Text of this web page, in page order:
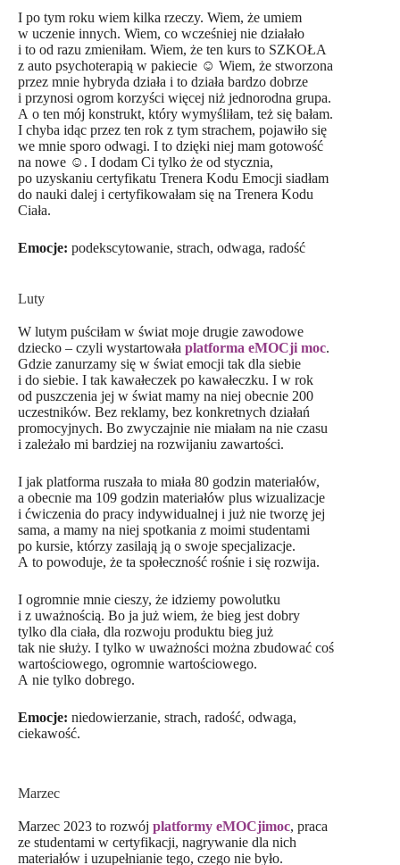
I po tym roku wiem kilka rzeczy. Wiem, że umiem
w uczenie innych. Wiem, co wcześniej nie działało
i to od razu zmieniłam. Wiem, że ten kurs to SZKOŁA
z auto psychoterapią w pakiecie ☺️ Wiem, że stworzona
przez mnie hybryda działa i to działa bardzo dobrze
i przynosi ogrom korzyści więcej niż jednorodna grupa.
A o ten mój konstrukt, który wymyśliłam, też się bałam.
I chyba idąc przez ten rok z tym strachem, pojawiło się
we mnie sporo odwagi. I to dzięki niej mam gotowość
na nowe ☺️. I dodam Ci tylko że od stycznia,
po uzyskaniu certyfikatu Trenera Kodu Emocji siadłam
do nauki dalej i certyfikowałam się na Trenera Kodu
Ciała.
Emocje: podekscytowanie, strach, odwaga, radość
Luty
W lutym puściłam w świat moje drugie zawodowe
dziecko – czyli wystartowała platforma eMOCji moc.
Gdzie zanurzamy się w świat emocji tak dla siebie
i do siebie. I tak kawałeczek po kawałeczku. I w rok
od puszczenia jej w świat mamy na niej obecnie 200
uczestników. Bez reklamy, bez konkretnych działań
promocyjnych. Bo zwyczajnie nie miałam na nie czasu
i zależało mi bardziej na rozwijaniu zawartości.
I jak platforma ruszała to miała 80 godzin materiałów,
a obecnie ma 109 godzin materiałów plus wizualizacje
i ćwiczenia do pracy indywidualnej i już nie tworzę jej
sama, a mamy na niej spotkania z moimi studentami
po kursie, którzy zasilają ją o swoje specjalizacje.
A to powoduje, że ta społeczność rośnie i się rozwija.
I ogromnie mnie cieszy, że idziemy powolutku
i z uważnością. Bo ja już wiem, że bieg jest dobry
tylko dla ciała, dla rozwoju produktu bieg już
tak nie służy. I tylko w uważności można zbudować coś
wartościowego, ogromnie wartościowego.
A nie tylko dobrego.
Emocje: niedowierzanie, strach, radość, odwaga,
ciekawość.
Marzec
Marzec 2023 to rozwój platformy eMOCjimoc, praca
ze studentami w certyfikacji, nagrywanie dla nich
materiałów i uzupełnianie tego, czego nie było.